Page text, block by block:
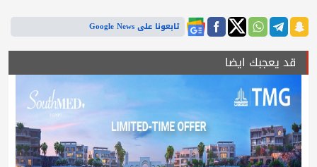
تابعونا على Google News
قد يعجبك ايضا